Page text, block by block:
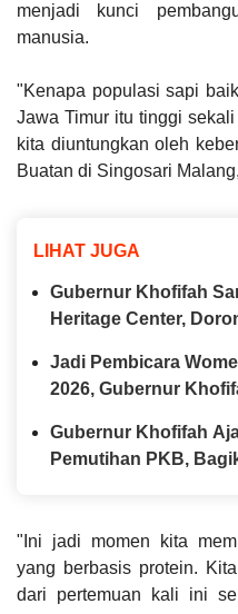
menjadi kunci
manusia.
"Kenapa populasi sapi
Jawa Timur itu tinggi
kita diuntungkan oleh
Buatan di Singosari
LIHAT JUGA
Gubernur Khofifah
Heritage Center,
Jadi Pembicara
2026, Gubernur
Kebijakan Inklusif
Gubernur Khofifah
Pemutihan PKB,
"Ini jadi momen kita
yang berbasis protein.
dari pertemuan kali ini